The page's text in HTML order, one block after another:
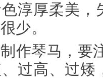
淳厚柔美，
少。
琴马，要
过高、过矮